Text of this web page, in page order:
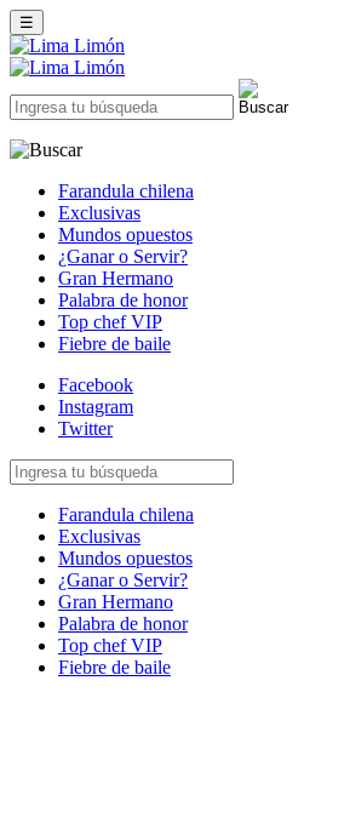
☰
Farandula chilena
Exclusivas
Mundos opuestos
¿Ganar o Servir?
Gran Hermano
Palabra de honor
Top chef VIP
Fiebre de baile
Facebook
Instagram
Twitter
Farandula chilena
Exclusivas
Mundos opuestos
¿Ganar o Servir?
Gran Hermano
Palabra de honor
Top chef VIP
Fiebre de baile